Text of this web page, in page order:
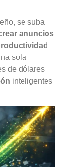
se suba
anuncios
sola
de dólares
inteligentes